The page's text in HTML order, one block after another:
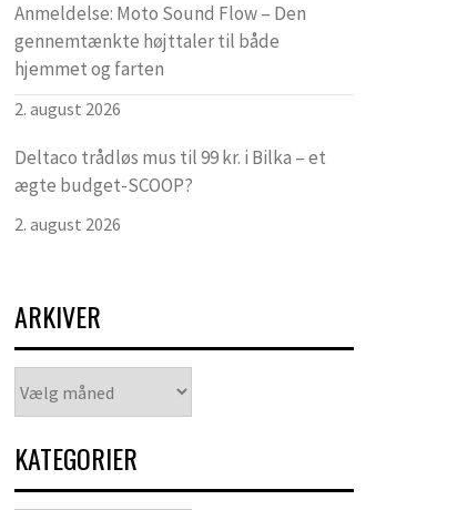
Anmeldelse: Moto Sound Flow – Den
gennemtænkte højttaler til både
hjemmet og farten
2. august 2026
Deltaco trådløs mus til 99 kr. i Bilka – et
ægte budget-SCOOP?
2. august 2026
ARKIVER
KATEGORIER